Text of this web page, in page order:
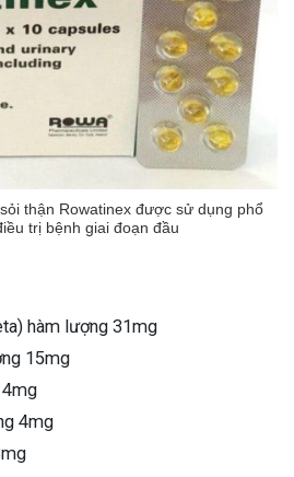
thận Rowatinex được sử dụng phổ
trị bệnh giai đoạn đầu
hàm lượng 31mg
15mg
4mg